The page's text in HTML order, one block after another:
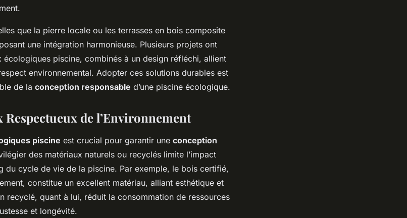
que la pierre locale ou les terrasses en bois composite
une intégration harmonieuse. Plusieurs projets ont
écologiques piscine, combinés à un design réfléchi, allient
environnemental. Adopter ces solutions durables est
de la conception responsable d’une piscine écologique.
de l’Environnement
piscine est crucial pour garantir une conception
des matériaux naturels ou recyclés limite l’impact
du cycle de vie de la piscine. Par exemple, le bois certifié,
constitue un excellent matériau, alliant esthétique et
recyclé, quant à lui, réduit la consommation de ressources
et longévité.